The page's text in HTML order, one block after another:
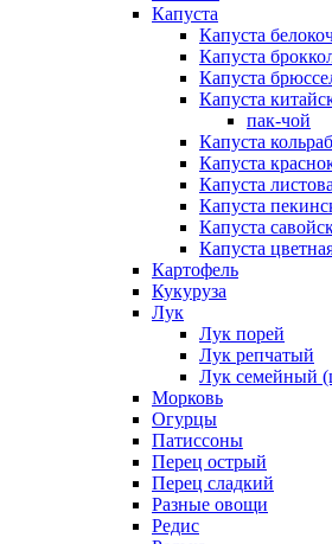
Капуста
Капуста
Капуста
Капуста
Капуста
пак-чой
Капуста
Капуста
Капуста
Капуста
Капуста
Капуста
Картофель
Кукуруза
Лук
Лук порей
Лук репчатый
Лук семейный
Морковь
Огурцы
Патиссоны
Перец острый
Перец сладкий
Разные овощи
Редис